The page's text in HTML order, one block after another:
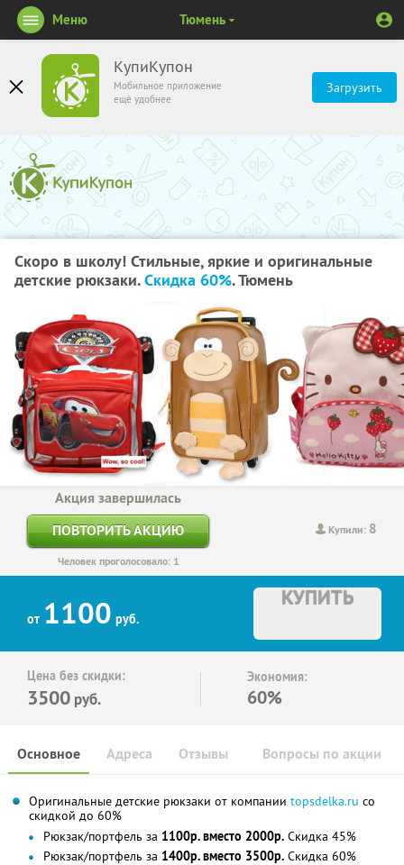
КупиКупон
Мобильное приложение
ещё удобнее
Загрузить
Меню Тюмень
Скоро в школу! Стильные, яркие и оригинальные
детские рюкзаки.Скидка 60%. Тюмень
Купили: 8
Акция завершилась
ПОВТОРИТЬ АКЦИЮ
Человек проголосовало: 1
от 1100 руб.
КУПИТЬ
Цена без скидки:
3500 руб.
Экономия:
60%
Основное Отзывы Вопросы по акции
Адреса
Оригинальные детские рюкзаки от компании topsdelka.ru со
скидкой до 60%
Рюкзак/портфель за 1100р. вместо 2000р. Скидка 45%
Рюкзак/портфель за 1400р. вместо 3500р. Скидка 60%